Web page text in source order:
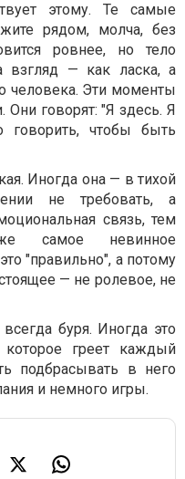
этому. Те самые
рядом, молча, без
ровнее, но тело
взгляд — как ласка, а
человека. Эти моменты
говорят: "Я здесь. Я
говорить, чтобы быть
Иногда она — в тихой
не требовать, а
связь, тем
самое невинное
"правильно", а потому
— не ролевое, не
буря. Иногда это
которое греет каждый
подбрасывать в него
и немного игры.